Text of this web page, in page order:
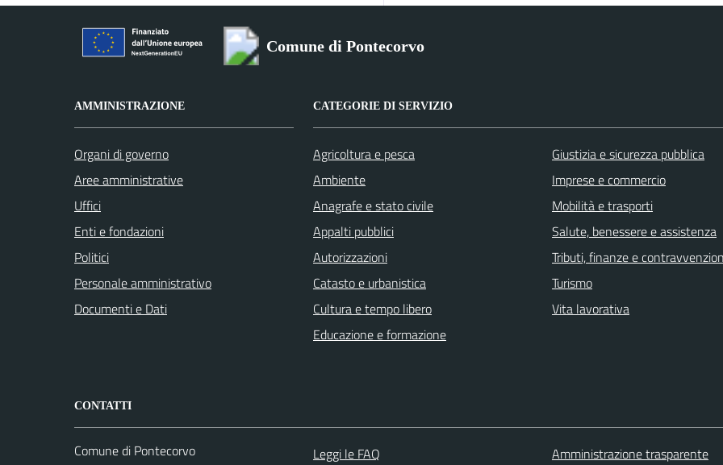
Comune di Pontecorvo
AMMINISTRAZIONE
Organi di governo
Aree amministrative
Uffici
Enti e fondazioni
Politici
Personale amministrativo
Documenti e Dati
CATEGORIE DI SERVIZIO
Agricoltura e pesca
Ambiente
Anagrafe e stato civile
Appalti pubblici
Autorizzazioni
Catasto e urbanistica
Cultura e tempo libero
Educazione e formazione
Giustizia e sicurezza pubblica
Imprese e commercio
Mobilità e trasporti
Salute, benessere e assistenza
Tributi, finanze e
Turismo
Vita lavorativa
CONTATTI
Comune di Pontecorvo
Leggi le FAQ Amministrazione trasparente